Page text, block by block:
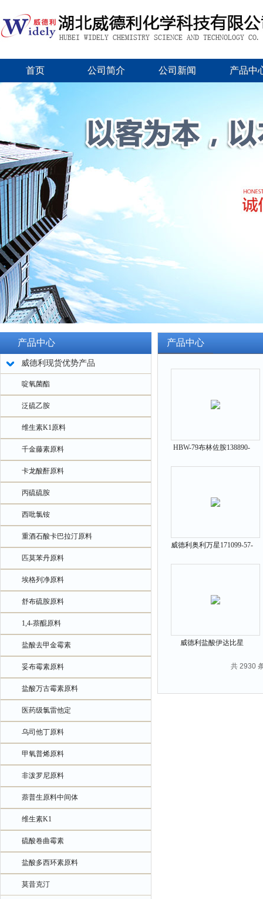
首页 公司简介 公司新闻 产品中
产品中心
威德利现货优势产品
啶氧菌酯
泛硫乙胺
维生素K1原料
千金藤素原料
卡龙酸酐原料
丙硫硫胺
西吡氯铵
重酒石酸卡巴拉汀原料
匹莫苯丹原料
埃格列净原料
舒布硫胺原料
1,4-萘醌原料
盐酸去甲金霉素
妥布霉素原料
盐酸万古霉素原料
医药级氯雷他定
乌司他丁原料
甲氧普烯原料
非泼罗尼原料
萘普生原料中间体
维生素K1
硫酸卷曲霉素
盐酸多西环素原料
莫昔克汀
产品中心
HBW-79布林佐胺138890-
威德利奥利万星171099-57-
威德利盐酸伊达比星
共 2930